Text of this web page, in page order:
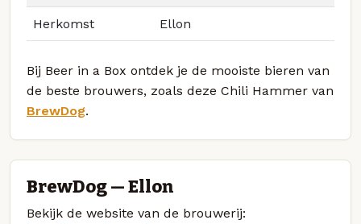
Herkomst Ellon
Bij Beer in a Box ontdek je de mooiste bieren van
de beste brouwers, zoals deze Chili Hammer van
BrewDog.
BrewDog — Ellon
Bekijk de website van de brouwerij: